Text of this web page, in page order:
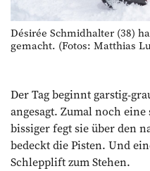
Désirée Schmidhalter (38)
gemacht. (Fotos: Matthias
Der Tag beginnt garstig-
angesagt. Zumal noch
bissiger fegt sie über den
bedeckt die Pisten. Und
Schlepplift zum Stehen.